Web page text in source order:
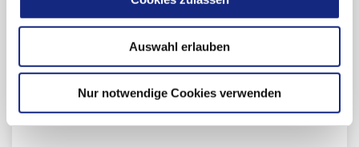
Auswahl erlauben
Nur notwendige Cookies verwenden
Bitte Informieren Sie sich vor
Veranstaltungsbeginn über dieaktuellen
Corona-Regelungen für die Teilnahme an der
Veranstaltung
.